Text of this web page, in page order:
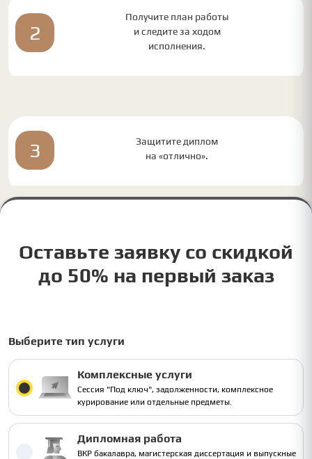
2
Получите план работы
и следите за ходом
исполнения.
3
Защитите диплом
на «отлично».
Оставьте заявку со скидкой
до 50% на первый заказ
Выберите тип услуги
Комплексные услуги
Сессия "Под ключ", задолженности, комплексное
курирование или отдельные предметы.
Дипломная работа
ВКР бакалавра, магистерская диссертация и выпускные